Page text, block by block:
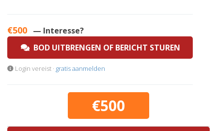
€500 — Interesse?
BOD UITBRENGEN OF BERICHT STUREN
Login vereist · gratis aanmelden
€500